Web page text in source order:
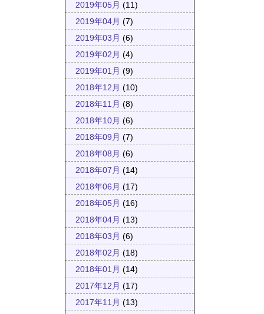
2019年05月 (11)
2019年04月 (7)
2019年03月 (6)
2019年02月 (4)
2019年01月 (9)
2018年12月 (10)
2018年11月 (8)
2018年10月 (6)
2018年09月 (7)
2018年08月 (6)
2018年07月 (14)
2018年06月 (17)
2018年05月 (16)
2018年04月 (13)
2018年03月 (6)
2018年02月 (18)
2018年01月 (14)
2017年12月 (17)
2017年11月 (13)